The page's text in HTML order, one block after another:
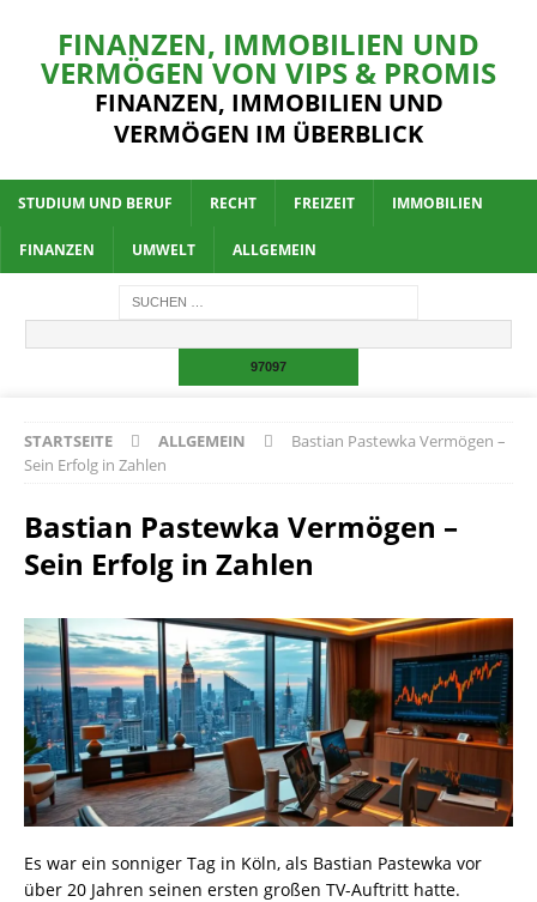
FINANZEN, IMMOBILIEN UND
VERMÖGEN VON VIPS & PROMIS
FINANZEN, IMMOBILIEN UND
VERMÖGEN IM ÜBERBLICK
STUDIUM UND BERUF RECHT FREIZEIT IMMOBILIEN
FINANZEN UMWELT ALLGEMEIN
STARTSEITE ALLGEMEIN
Bastian Pastewka Vermögen –
Sein Erfolg in Zahlen
Bastian Pastewka Vermögen –
Sein Erfolg in Zahlen
Es war ein sonniger Tag in Köln, als Bastian Pastewka vor
über 20 Jahren seinen ersten großen TV-Auftritt hatte.